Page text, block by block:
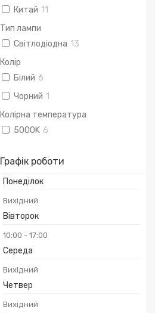
Китай 11
Тип лампи
Світлодіодна 13
Колір
Білий 6
Чорний 1
Колірна температура
5000K 6
Графік роботи
Понеділок
Вихідний
Вівторок
10:00 17:00
Середа
Вихідний
Четвер
Вихідний